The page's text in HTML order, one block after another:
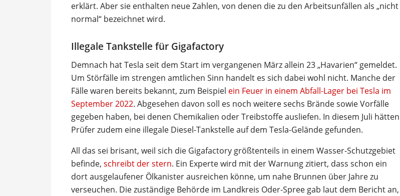
erklärt. Aber sie enthalten neue Zahlen, von denen die zu den Arbeitsunfällen als „nicht
normal“ bezeichnet wird.
Illegale Tankstelle für Gigafactory
Demnach hat Tesla seit dem Start im vergangenen März allein 23 „Havarien“ gemeldet.
Um Störfälle im strengen amtlichen Sinn handelt es sich dabei wohl nicht. Manche der
Fälle waren bereits bekannt, zum Beispiel ein Feuer in einem Abfall-Lager bei Tesla im
September 2022. Abgesehen davon soll es noch weitere sechs Brände sowie Vorfälle
gegeben haben, bei denen Chemikalien oder Treibstoffe ausliefen. In diesem Juli hätten
Prüfer zudem eine illegale Diesel-Tankstelle auf dem Tesla-Gelände gefunden.
All das sei brisant, weil sich die Gigafactory größtenteils in einem Wasser-Schutzgebiet
befinde, schreibt der stern. Ein Experte wird mit der Warnung zitiert, dass schon ein
dort ausgelaufener Ölkanister ausreichen könne, um nahe Brunnen über Jahre zu
verseuchen. Die zuständige Behörde im Landkreis Oder-Spree gab laut dem Bericht an,